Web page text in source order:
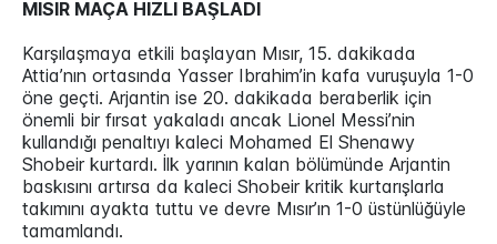
MISIR MAÇA HIZLI BAŞLADI
Karşılaşmaya etkili başlayan Mısır, 15. dakikada
Attia’nın ortasında Yasser Ibrahim’in kafa vuruşuyla 1-0
öne geçti. Arjantin ise 20. dakikada beraberlik için
önemli bir fırsat yakaladı ancak Lionel Messi’nin
kullandığı penaltıyı kaleci Mohamed El Shenawy
Shobeir kurtardı. İlk yarının kalan bölümünde Arjantin
baskısını artırsa da kaleci Shobeir kritik kurtarışlarla
takımını ayakta tuttu ve devre Mısır’ın 1-0 üstünlüğüyle
tamamlandı.